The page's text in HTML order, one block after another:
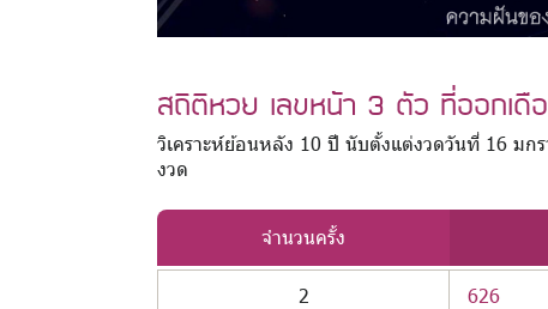
สถิติหวย เลขหน้า 3 ตัว ที่ออกเดื
วิเคราะห์ย้อนหลัง 10 ปี นับตั้งแต่งวดวันที่ 16 ม
งวด
จำนวนครั้ง
2 626